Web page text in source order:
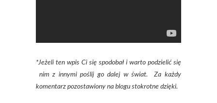
*Jeżeli ten wpis Ci się spodobał i warto podzielić się
nim z innymi poślij go dalej w świat. Za każdy
komentarz pozostawiony na blogu stokrotne dzięki.